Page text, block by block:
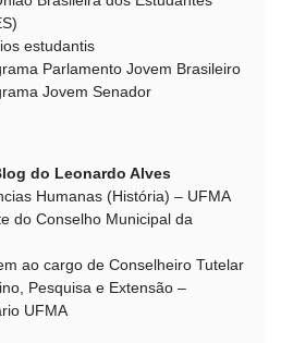
estudantis
Parlamento Jovem Brasileiro
Jovem Senador
do Leonardo Alves
Humanas (História) – UFMA
do Conselho Municipal da
ao cargo de Conselheiro Tutelar
Pesquisa e Extensão –
UFMA